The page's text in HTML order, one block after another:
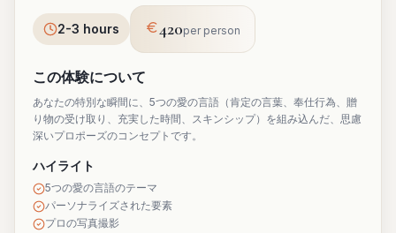
2-3 hours 420per person
この体験について
あなたの特別な瞬間に、5つの愛の言語（肯定の言葉、奉仕行為、贈
り物の受け取り、充実した時間、スキンシップ）を組み込んだ、思慮
深いプロポーズのコンセプトです。
ハイライト
5つの愛の言語のテーマ
パーソナライズされた要素
プロの写真撮影